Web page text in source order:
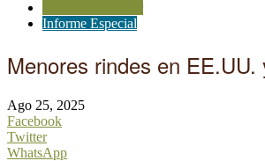
Informe Especial
Menores rindes en
Ago 25, 2025
Facebook
Twitter
WhatsApp